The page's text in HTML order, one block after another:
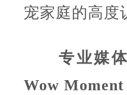
宠家庭的高度
专业媒体
Wow Moment